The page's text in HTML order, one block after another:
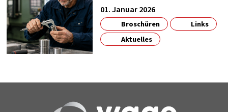
01. Januar 2026
Broschüren
Links
Aktuelles